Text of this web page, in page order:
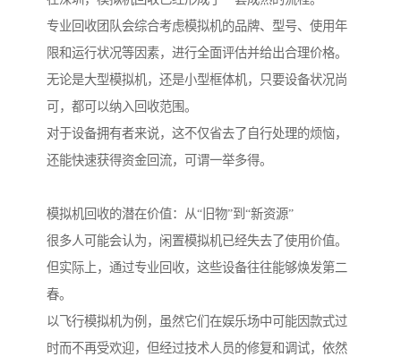
专业回收团队会综合考虑模拟机的品牌、型号、使用年
限和运行状况等因素，进行全面评估并给出合理价格。
无论是大型模拟机，还是小型框体机，只要设备状况尚
可，都可以纳入回收范围。
对于设备拥有者来说，这不仅省去了自行处理的烦恼，
还能快速获得资金回流，可谓一举多得。
模拟机回收的潜在价值：从“旧物”到“新资源”
很多人可能会认为，闲置模拟机已经失去了使用价值。
但实际上，通过专业回收，这些设备往往能够焕发第二
春。
以飞行模拟机为例，虽然它们在娱乐场中可能因款式过
时而不再受欢迎，但经过技术人员的修复和调试，依然